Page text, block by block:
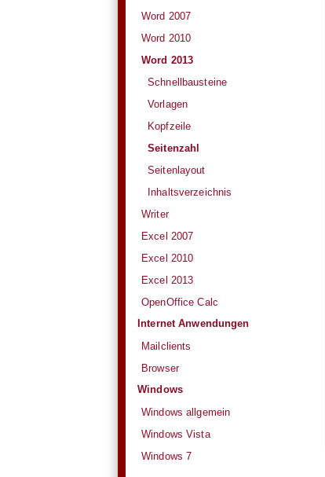
Word 2007
Word 2010
Word 2013
Schnellbausteine
Vorlagen
Kopfzeile
Seitenzahl
Seitenlayout
Inhaltsverzeichnis
Writer
Excel 2007
Excel 2010
Excel 2013
OpenOffice Calc
Internet Anwendungen
Mailclients
Browser
Windows
Windows allgemein
Windows Vista
Windows 7